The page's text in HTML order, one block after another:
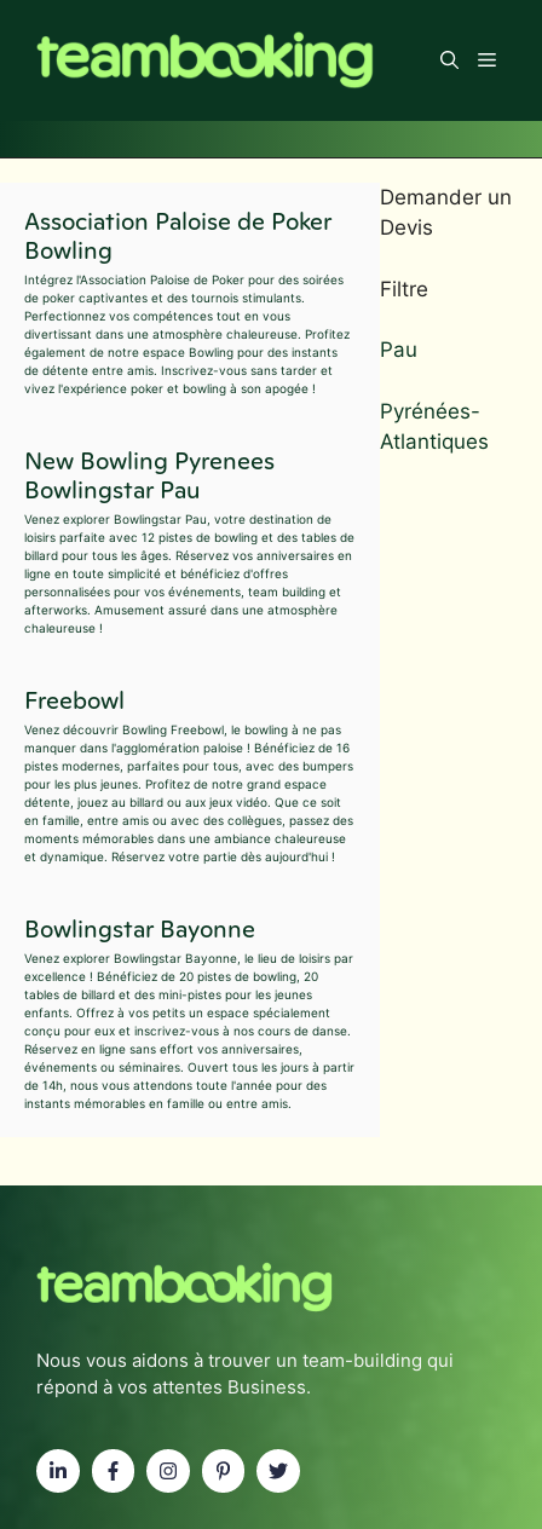
contenu
Menu
Association Paloise de Poker
Bowling
Intégrez l'Association Paloise de Poker pour des soirées
de poker captivantes et des tournois stimulants.
Perfectionnez vos compétences tout en vous
divertissant dans une atmosphère chaleureuse. Profitez
également de notre espace Bowling pour des instants
de détente entre amis. Inscrivez-vous sans tarder et
vivez l'expérience poker et bowling à son apogée !
New Bowling Pyrenees
Bowlingstar Pau
Venez explorer Bowlingstar Pau, votre destination de
loisirs parfaite avec 12 pistes de bowling et des tables de
billard pour tous les âges. Réservez vos anniversaires en
ligne en toute simplicité et bénéficiez d'offres
personnalisées pour vos événements, team building et
afterworks. Amusement assuré dans une atmosphère
chaleureuse !
Freebowl
Venez découvrir Bowling Freebowl, le bowling à ne pas
manquer dans l'agglomération paloise ! Bénéficiez de 16
pistes modernes, parfaites pour tous, avec des bumpers
pour les plus jeunes. Profitez de notre grand espace
détente, jouez au billard ou aux jeux vidéo. Que ce soit
en famille, entre amis ou avec des collègues, passez des
moments mémorables dans une ambiance chaleureuse
et dynamique. Réservez votre partie dès aujourd'hui !
Bowlingstar Bayonne
Venez explorer Bowlingstar Bayonne, le lieu de loisirs par
excellence ! Bénéficiez de 20 pistes de bowling, 20
tables de billard et des mini-pistes pour les jeunes
enfants. Offrez à vos petits un espace spécialement
conçu pour eux et inscrivez-vous à nos cours de danse.
Réservez en ligne sans effort vos anniversaires,
événements ou séminaires. Ouvert tous les jours à partir
de 14h, nous vous attendons toute l'année pour des
instants mémorables en famille ou entre amis.
Demander un
Devis
Filtre
Pau
Pyrénées-
Atlantiques
Nous vous aidons à trouver un team-building qui
répond à vos attentes Business.